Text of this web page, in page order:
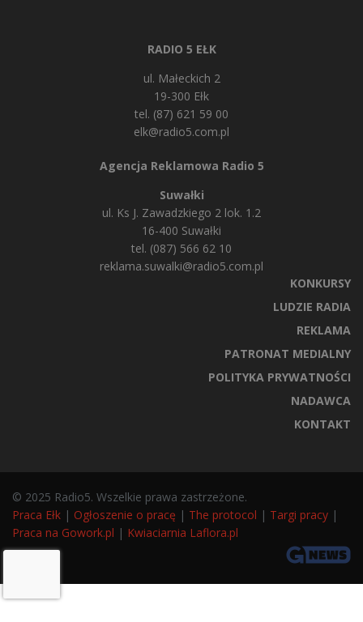
RADIO 5 EŁK
ul. Małeckich 2
19-300 Ełk
tel. (87) 621 59 00
elk@radio5.com.pl
Agencja Reklamowa Radio 5
Suwałki
ul. Ks J. Zawadzkiego 2 lok. 1.2
16-400 Suwałki
tel. (087) 566 62 10
reklama.suwalki@radio5.com.pl
KONKURSY
LUDZIE RADIA
REKLAMA
PATRONAT MEDIALNY
POLITYKA PRYWATNOŚCI
NADAWCA
KONTAKT
© 2025 Radio5. Wszelkie prawa zastrzeżone.
Praca Ełk | Ogłoszenie o pracę | The protocol | Targi pracy |
Praca na Gowork.pl | Kwiaciarnia Laflora.pl